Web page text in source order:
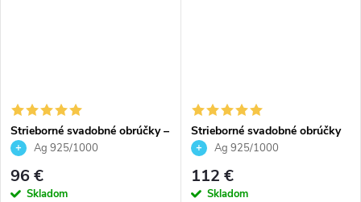
Strieborné svadobné obrúčky –
dámsky prsteň so zirkónmi a
Ag 925/1000
96 €
Skladom
Strieborné svadobné obrúčky
vzor klasik dámsky so
Ag 925/1000
112 €
Skladom